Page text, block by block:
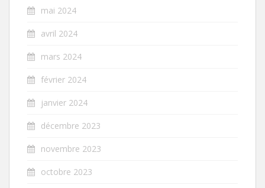
mai 2024
avril 2024
mars 2024
février 2024
janvier 2024
décembre 2023
novembre 2023
octobre 2023